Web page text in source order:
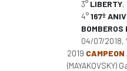
3° LIBERTY,
4°167º
BOMBEROS
04/07/2018,
2019
(MAYAKOVSKY)